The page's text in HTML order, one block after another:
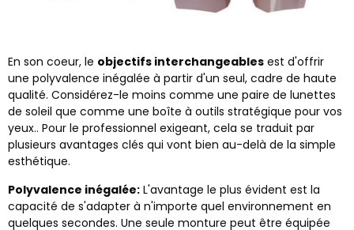
En son coeur, le objectifs interchangeables est d'offrir
une polyvalence inégalée à partir d'un seul, cadre de haute
qualité. Considérez-le moins comme une paire de lunettes
de soleil que comme une boîte à outils stratégique pour vos
yeux.. Pour le professionnel exigeant, cela se traduit par
plusieurs avantages clés qui vont bien au-delà de la simple
esthétique.
Polyvalence inégalée: L'avantage le plus évident est la
capacité de s'adapter à n'importe quel environnement en
quelques secondes. Une seule monture peut être équipée